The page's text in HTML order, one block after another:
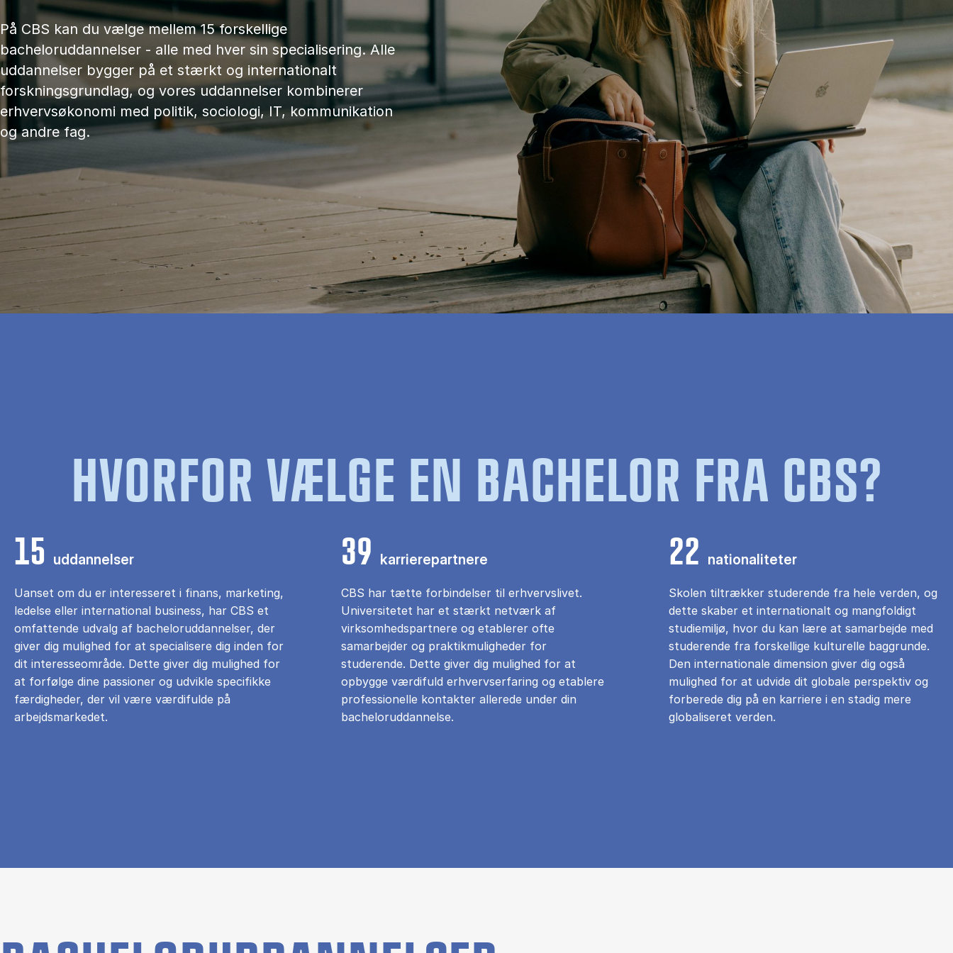
På CBS kan du vælge mellem 15 forskellige
bacheloruddannelser - alle med hver sin specialisering. Alle
uddannelser bygger på et stærkt og internationalt
forskningsgrundlag, og vores uddannelser kombinerer
erhvervsøkonomi med politik, sociologi, IT, kommunikation
og andre fag.
HVORFOR VÆLGE EN BACHELOR FRA CBS?
15 uddannelser
Uanset om du er interesseret i finans, marketing,
ledelse eller international business, har CBS et
omfattende udvalg af bacheloruddannelser, der
giver dig mulighed for at specialisere dig inden for
dit interesseområde. Dette giver dig mulighed for
at forfølge dine passioner og udvikle specifikke
færdigheder, der vil være værdifulde på
arbejdsmarkedet.
39 karrierepartnere
CBS har tætte forbindelser til erhvervslivet.
Universitetet har et stærkt netværk af
virksomhedspartnere og etablerer ofte
samarbejder og praktikmuligheder for
studerende. Dette giver dig mulighed for at
opbygge værdifuld erhvervserfaring og etablere
professionelle kontakter allerede under din
bacheloruddannelse.
22 nationaliteter
Skolen tiltrækker studerende fra hele verden, og
dette skaber et internationalt og mangfoldigt
studiemiljø, hvor du kan lære at samarbejde med
studerende fra forskellige kulturelle baggrunde.
Den internationale dimension giver dig også
mulighed for at udvide dit globale perspektiv og
forberede dig på en karriere i en stadig mere
globaliseret verden.